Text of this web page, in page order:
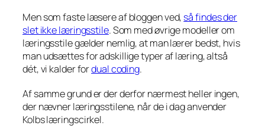
Men som faste læsere af bloggen ved, så findes der
slet ikke læringsstile. Som med øvrige modeller om
læringsstile gælder nemlig, at man lærer bedst, hvis
man udsættes for adskillige typer af læring, altså
dét, vi kalder fordual coding.
Af samme grund er der derfor nærmest heller ingen,
der nævner læringsstilene, når de i dag anvender
Kolbs læringscirkel.